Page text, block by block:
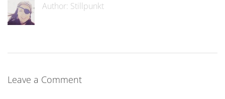
Author: Stillpunkt
Leave a Comment